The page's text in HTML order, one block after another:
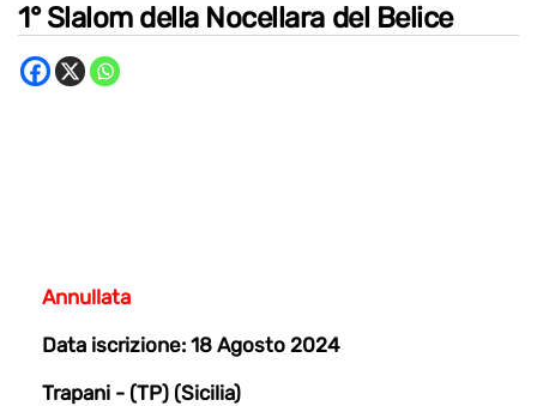
1° Slalom della Nocellara del Belice
Annullata
Data iscrizione: 18 Agosto 2024
Trapani - (TP) (Sicilia)